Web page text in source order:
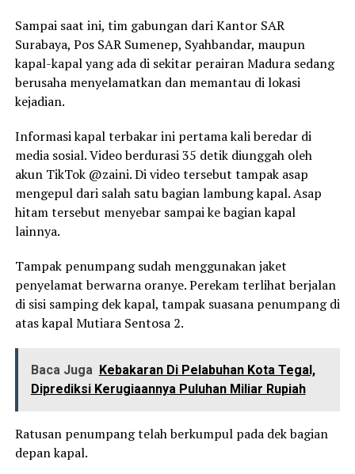
Sampai saat ini, tim gabungan dari Kantor SAR
Surabaya, Pos SAR Sumenep, Syahbandar, maupun
kapal-kapal yang ada di sekitar perairan Madura sedang
berusaha menyelamatkan dan memantau di lokasi
kejadian.
Informasi kapal terbakar ini pertama kali beredar di
media sosial. Video berdurasi 35 detik diunggah oleh
akun TikTok @zaini. Di video tersebut tampak asap
mengepul dari salah satu bagian lambung kapal. Asap
hitam tersebut menyebar sampai ke bagian kapal
lainnya.
Tampak penumpang sudah menggunakan jaket
penyelamat berwarna oranye. Perekam terlihat berjalan
di sisi samping dek kapal, tampak suasana penumpang di
atas kapal Mutiara Sentosa 2.
Baca Juga Kebakaran Di Pelabuhan Kota Tegal,
Diprediksi Kerugiaannya Puluhan Miliar Rupiah
Ratusan penumpang telah berkumpul pada dek bagian
depan kapal.